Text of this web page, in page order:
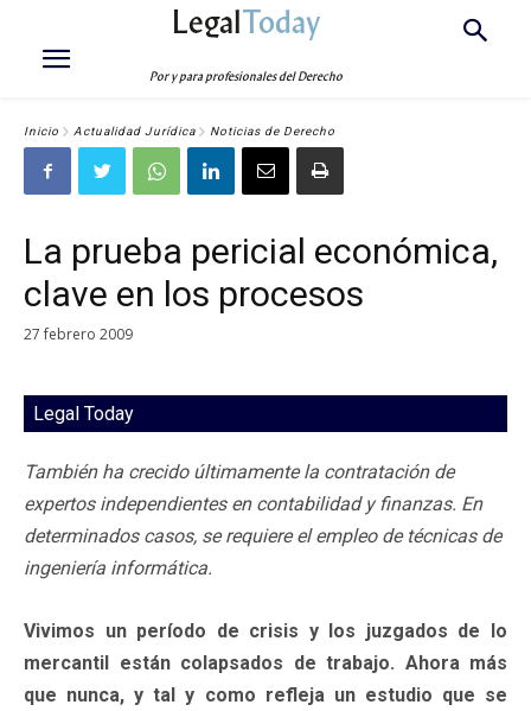
LegalToday
Por y para profesionales del Derecho
Inicio Actualidad Jurídica Noticias de Derecho
La prueba pericial económica,
clave en los procesos
27 febrero 2009
Legal Today
También ha crecido últimamente la contratación de
expertos independientes en contabilidad y finanzas. En
determinados casos, se requiere el empleo de técnicas de
ingeniería informática.
Vivimos un período de crisis y los juzgados de lo
mercantil están colapsados de trabajo. Ahora más
que nunca, y tal y como refleja un estudio que se